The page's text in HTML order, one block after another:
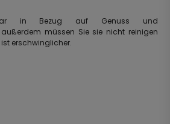
in Bezug auf Genuss und
müssen Sie sie nicht reinigen
erschwinglicher.